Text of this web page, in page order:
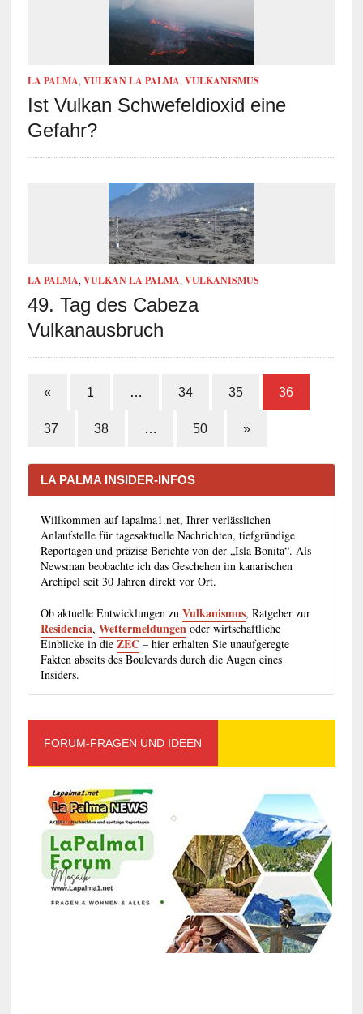
LA PALMA, VULKAN LA PALMA, VULKANISMUS
Ist Vulkan Schwefeldioxid eine
Gefahr?
LA PALMA, VULKAN LA PALMA, VULKANISMUS
49. Tag des Cabeza
Vulkanausbruch
« 1 … 34 35 36
37 38 … 50 »
LA PALMA INSIDER-INFOS
Willkommen auf lapalma1.net, Ihrer verlässlichen
Anlaufstelle für tagesaktuelle Nachrichten, tiefgründige
Reportagen und präzise Berichte von der „Isla Bonita“. Als
Newsman beobachte ich das Geschehen im kanarischen
Archipel seit 30 Jahren direkt vor Ort.
Ob aktuelle Entwicklungen zu Vulkanismus, Ratgeber zur
Residencia, Wettermeldungen oder wirtschaftliche
Einblicke in dieZEC– hier erhalten Sie unaufgeregte
Fakten abseits des Boulevards durch die Augen eines
Insiders.
FORUM-FRAGEN UND IDEEN